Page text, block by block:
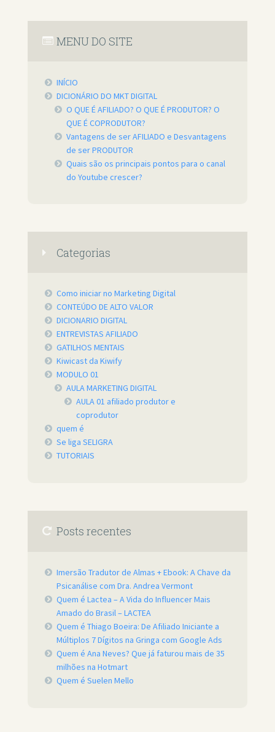
MENU DO SITE
INÍCIO
DICIONÁRIO DO MKT DIGITAL
O QUE É AFILIADO? O QUE É PRODUTOR? O
QUE É COPRODUTOR?
Vantagens de ser AFILIADO e Desvantagens
de ser PRODUTOR
Quais são os principais pontos para o canal
do Youtube crescer?
Categorias
Como iniciar no Marketing Digital
CONTEÚDO DE ALTO VALOR
DICIONARIO DIGITAL
ENTREVISTAS AFILIADO
GATILHOS MENTAIS
Kiwicast da Kiwify
MODULO 01
AULA MARKETING DIGITAL
AULA 01 afiliado produtor e
coprodutor
quem é
Se liga SELIGRA
TUTORIAIS
Posts recentes
Imersão Tradutor de Almas + Ebook: A Chave da
Psicanálise com Dra. Andrea Vermont
Quem é Lactea – A Vida do Influencer Mais
Amado do Brasil – LACTEA
Quem é Thiago Boeira: De Afiliado Iniciante a
Múltiplos 7 Dígitos na Gringa com Google Ads
Quem é Ana Neves? Que já faturou mais de 35
milhões na Hotmart
Quem é Suelen Mello